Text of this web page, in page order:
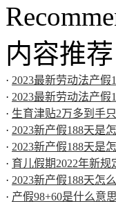
内容推荐
· 2023最新劳动法产
· 2023最新劳动法产假
· 生育津贴2万多到手
· 2023新产假188天是
· 2023新产假188天是
· 育儿假期2022年新规
· 2023新产假188天怎
· 产假98+60是什么意